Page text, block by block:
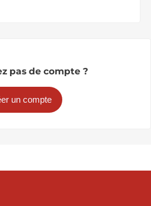
pas de compte ?
un compte